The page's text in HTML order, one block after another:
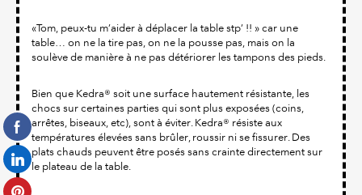
«Tom, peux-tu m’aider à déplacer la table stp’ !! » car une
table… on ne la tire pas, on ne la pousse pas, mais on la
soulève de manière à ne pas détériorer les tampons des pieds.
Bien que Kedra® soit une surface hautement résistante, les
chocs sur certaines parties qui sont plus exposées (coins,
arrêtes, biseaux, etc), sont à éviter. Kedra® résiste aux
températures élevées sans brûler, roussir ni se fissurer. Des
plats chauds peuvent être posés sans crainte directement sur
le plateau de la table.